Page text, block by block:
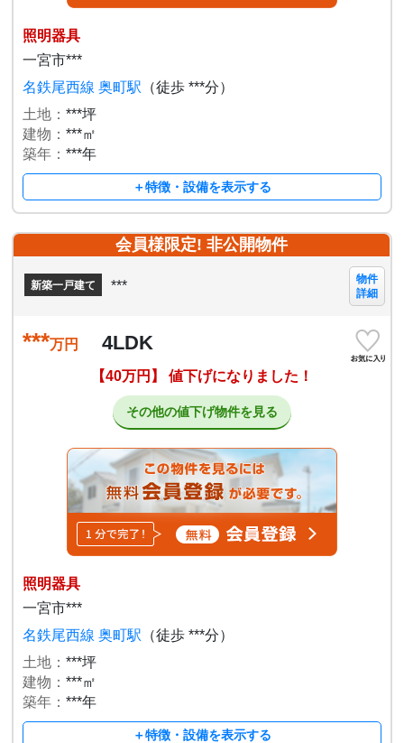
照明器具
一宮市***
名鉄尾西線 奥町駅 （徒歩 ***分）
土地：***坪
建物：***㎡
築年：***年
＋特徴・設備を表示する
会員様限定! 非公開物件
新築一戸建て ***
物件
詳細
***万円 4LDK
【40万円】 値下げになりました！
その他の値下げ物件を見る
照明器具
一宮市***
名鉄尾西線 奥町駅 （徒歩 ***分）
土地：***坪
建物：***㎡
築年：***年
＋特徴・設備を表示する